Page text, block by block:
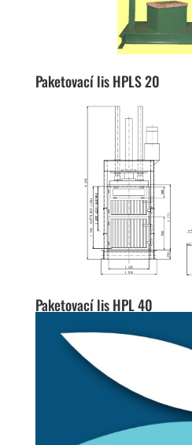
Paketovací lis HPLS 20
Paketovací lis HPL 40